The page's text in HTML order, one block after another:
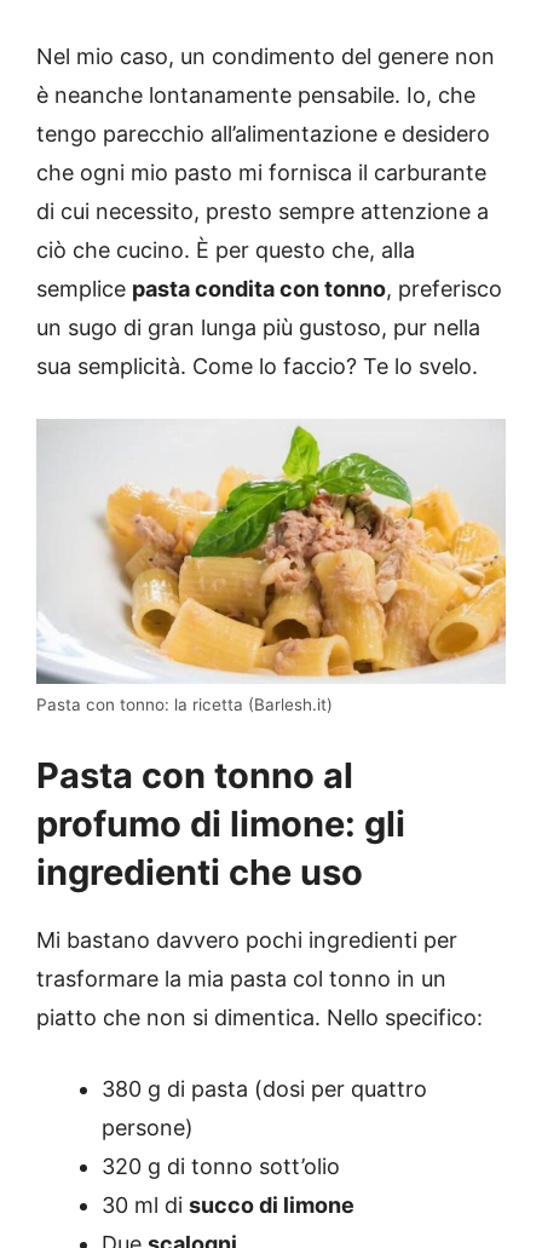
Nel mio caso, un condimento del genere non
è neanche lontanamente pensabile. Io, che
tengo parecchio all’alimentazione e desidero
che ogni mio pasto mi fornisca il carburante
di cui necessito, presto sempre attenzione a
ciò che cucino. È per questo che, alla
semplice pasta condita con tonno, preferisco
un sugo di gran lunga più gustoso, pur nella
sua semplicità. Come lo faccio? Te lo svelo.
Pasta con tonno: la ricetta (Barlesh.it)
Pasta con tonno al
profumo di limone: gli
ingredienti che uso
Mi bastano davvero pochi ingredienti per
trasformare la mia pasta col tonno in un
piatto che non si dimentica. Nello specifico:
380 g di pasta (dosi per quattro
persone)
320 g di tonno sott’olio
30 ml di succo di limone